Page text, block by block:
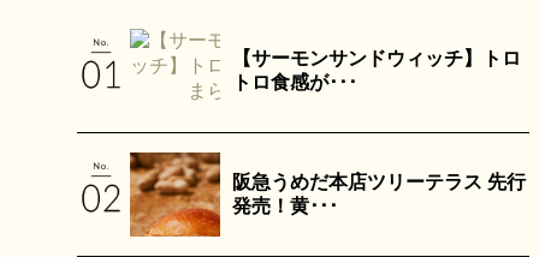
【サーモンサンドウィッチ】トロ
トロ食感が･･･
阪急うめだ本店ツリーテラス 先行
発売！黄･･･